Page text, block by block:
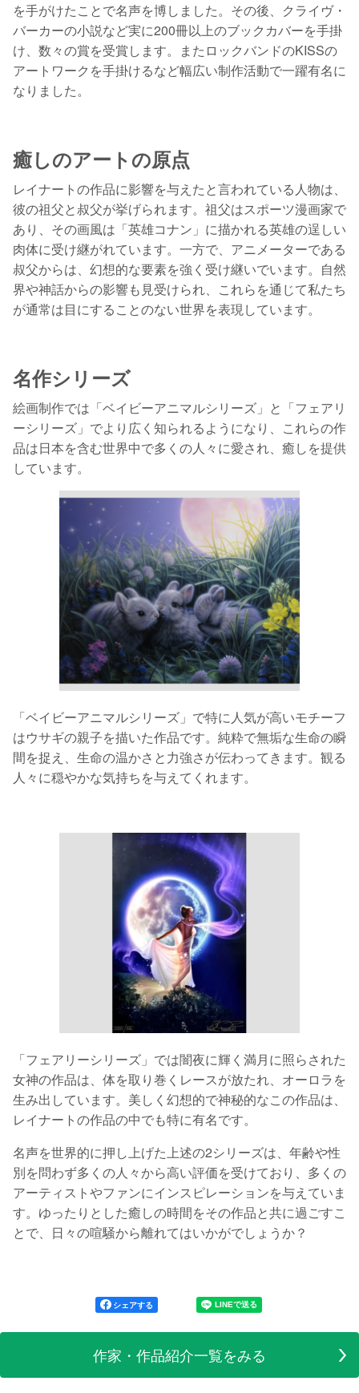
を手がけたことで名声を博しました。その後、クライヴ・
バーカーの小説など実に200冊以上のブックカバーを手掛
け、数々の賞を受賞します。またロックバンドのKISSの
アートワークを手掛けるなど幅広い制作活動で一躍有名に
なりました。
癒しのアートの原点
レイナートの作品に影響を与えたと言われている人物は、
彼の祖父と叔父が挙げられます。祖父はスポーツ漫画家で
あり、その画風は「英雄コナン」に描かれる英雄の逞しい
肉体に受け継がれています。一方で、アニメーターである
叔父からは、幻想的な要素を強く受け継いでいます。自然
界や神話からの影響も見受けられ、これらを通じて私たち
が通常は目にすることのない世界を表現しています。
名作シリーズ
絵画制作では「ベイビーアニマルシリーズ」と「フェアリ
ーシリーズ」でより広く知られるようになり、これらの作
品は日本を含む世界中で多くの人々に愛され、癒しを提供
しています。
「ベイビーアニマルシリーズ」で特に人気が高いモチーフ
はウサギの親子を描いた作品です。純粋で無垢な生命の瞬
間を捉え、生命の温かさと力強さが伝わってきます。観る
人々に穏やかな気持ちを与えてくれます。
「フェアリーシリーズ」では闇夜に輝く満月に照らされた
女神の作品は、体を取り巻くレースが放たれ、オーロラを
生み出しています。美しく幻想的で神秘的なこの作品は、
レイナートの作品の中でも特に有名です。
名声を世界的に押し上げた上述の2シリーズは、年齢や性
別を問わず多くの人々から高い評価を受けており、多くの
アーティストやファンにインスピレーションを与えていま
す。ゆったりとした癒しの時間をその作品と共に過ごすこ
とで、日々の喧騒から離れてはいかがでしょうか？
シェアする
作家・作品紹介一覧をみる